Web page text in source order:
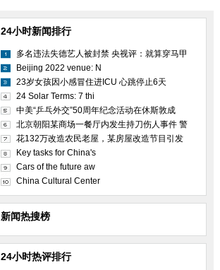
24小时新闻排行
多名违法失德艺人被封禁 央视评：就算穿马甲
Beijing 2022 venue: N
23岁女孩因小感冒住进ICU 心跳停止6天
24 Solar Terms: 7 thi
中美“乒乓外交”50周年纪念活动在休斯敦成
北京朝阳某商场一餐厅内发生持刀伤人事件 警
花132万改造农民老屋，某房屋改造节目引发
Key tasks for China's
Cars of the future aw
China Cultural Center
新闻热搜榜
24小时热评排行